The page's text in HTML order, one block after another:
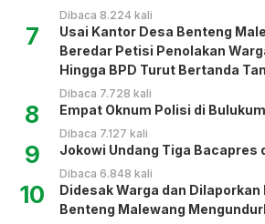
Dibaca 8.224 kali
7
Usai Kantor Desa Benteng
Beredar Petisi Penolakan
Hingga BPD Turut Bertanda
Dibaca 7.728 kali
8 Empat Oknum Polisi di
Dibaca 7.127 kali
9 Jokowi Undang Tiga Bacapres
Dibaca 6.848 kali
10
Didesak Warga dan Dilaporkan
Benteng Malewang